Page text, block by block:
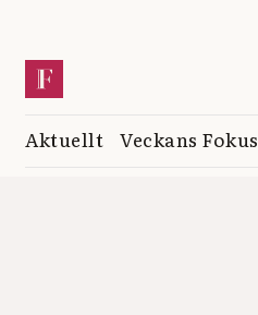
Aktuellt Veckans Fokus